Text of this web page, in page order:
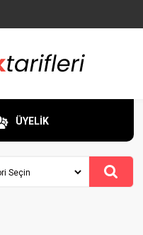
ÜYELİK